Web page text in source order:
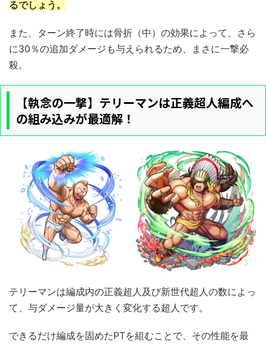
るでしょう。
また、ターン終了時には骨折（中）の効果によって、さら
に30％の追加ダメージも与えられるため、まさに一撃必
殺。
【執念の一撃】テリーマンは正義超人編成へ
の組み込みが最適解！
テリーマンは編成内の正義超人及び新世代超人の数によっ
て、与ダメージ量が大きく変化する超人です。
できるだけ編成を固めたPTを組むことで、その性能を最